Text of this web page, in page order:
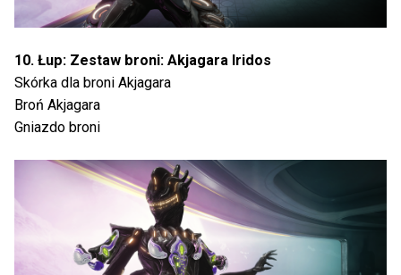
10. Łup: Zestaw broni: Akjagara Iridos
Skórka dla broni Akjagara
Broń Akjagara
Gniazdo broni